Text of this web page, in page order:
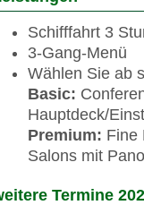
Schifffahrt 3
3-Gang-Menü
Wählen Sie ab
Basic:
Hauptdeck/
Premium: Fine
Salons mit
Termine